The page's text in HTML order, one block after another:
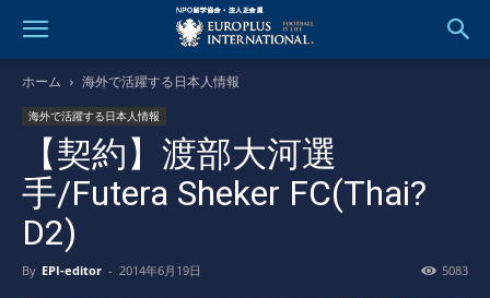
ホーム 海外で活躍する日本人情報
海外で活躍する日本人情報
【契約】渡部大河選
手/Futera Sheker FC(Thai?
D2)
By EPI-editor - 2014年6月19日 5083